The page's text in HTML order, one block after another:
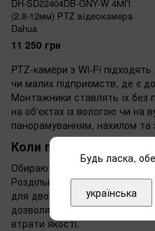
DH-SD22404DB-GNY-W 4МП
(2.8-12мм) PTZ відеокамера
Dahua
11 250 грн
PTZ-камери з Wi-Fi підходять
чи малих підприємств, де є
Монтажники ставлять їх без
на об'єктах із вологою чи на
панорамуванням, нахилом та
Коли підходить PTZ-
Обирають такі камери, якщо
Роздільна здатність 2 МП
для двору чи приміщення до
дозволяє наблизити деталі
втрати якості.
Будь ласка,
українська